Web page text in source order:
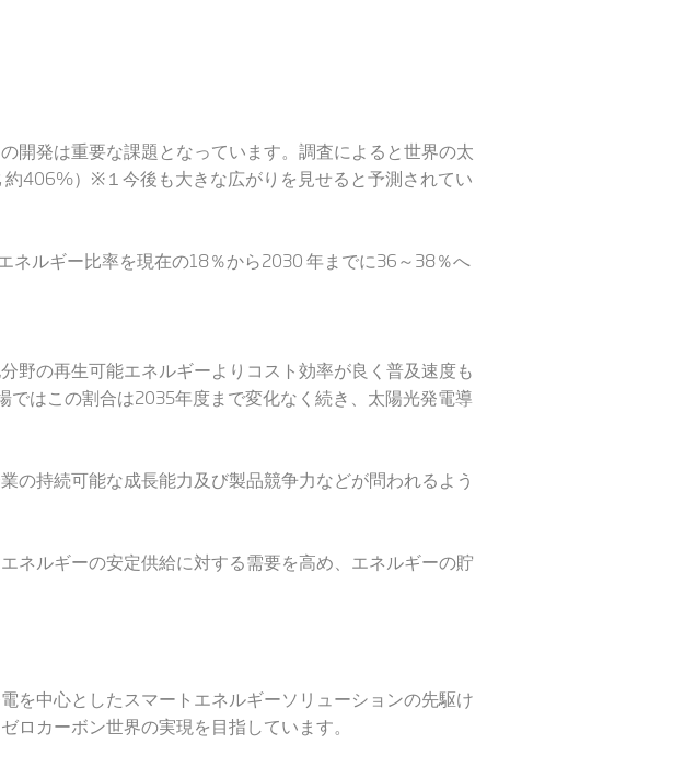
開発は重要な課題となっています。調査によると世界の太
406%）※１今後も大きな広がりを見せると予測されてい
ネルギー比率を現在の18％から2030 年までに36～38％へ
の再生可能エネルギーよりコスト効率が良く普及速度も
はこの割合は2035年度まで変化なく続き、太陽光発電導
の持続可能な成長能力及び製品競争力などが問われるよう
ネルギーの安定供給に対する需要を高め、エネルギーの貯
を中心としたスマートエネルギーソリューションの先駆け
カーボン世界の実現を目指しています。